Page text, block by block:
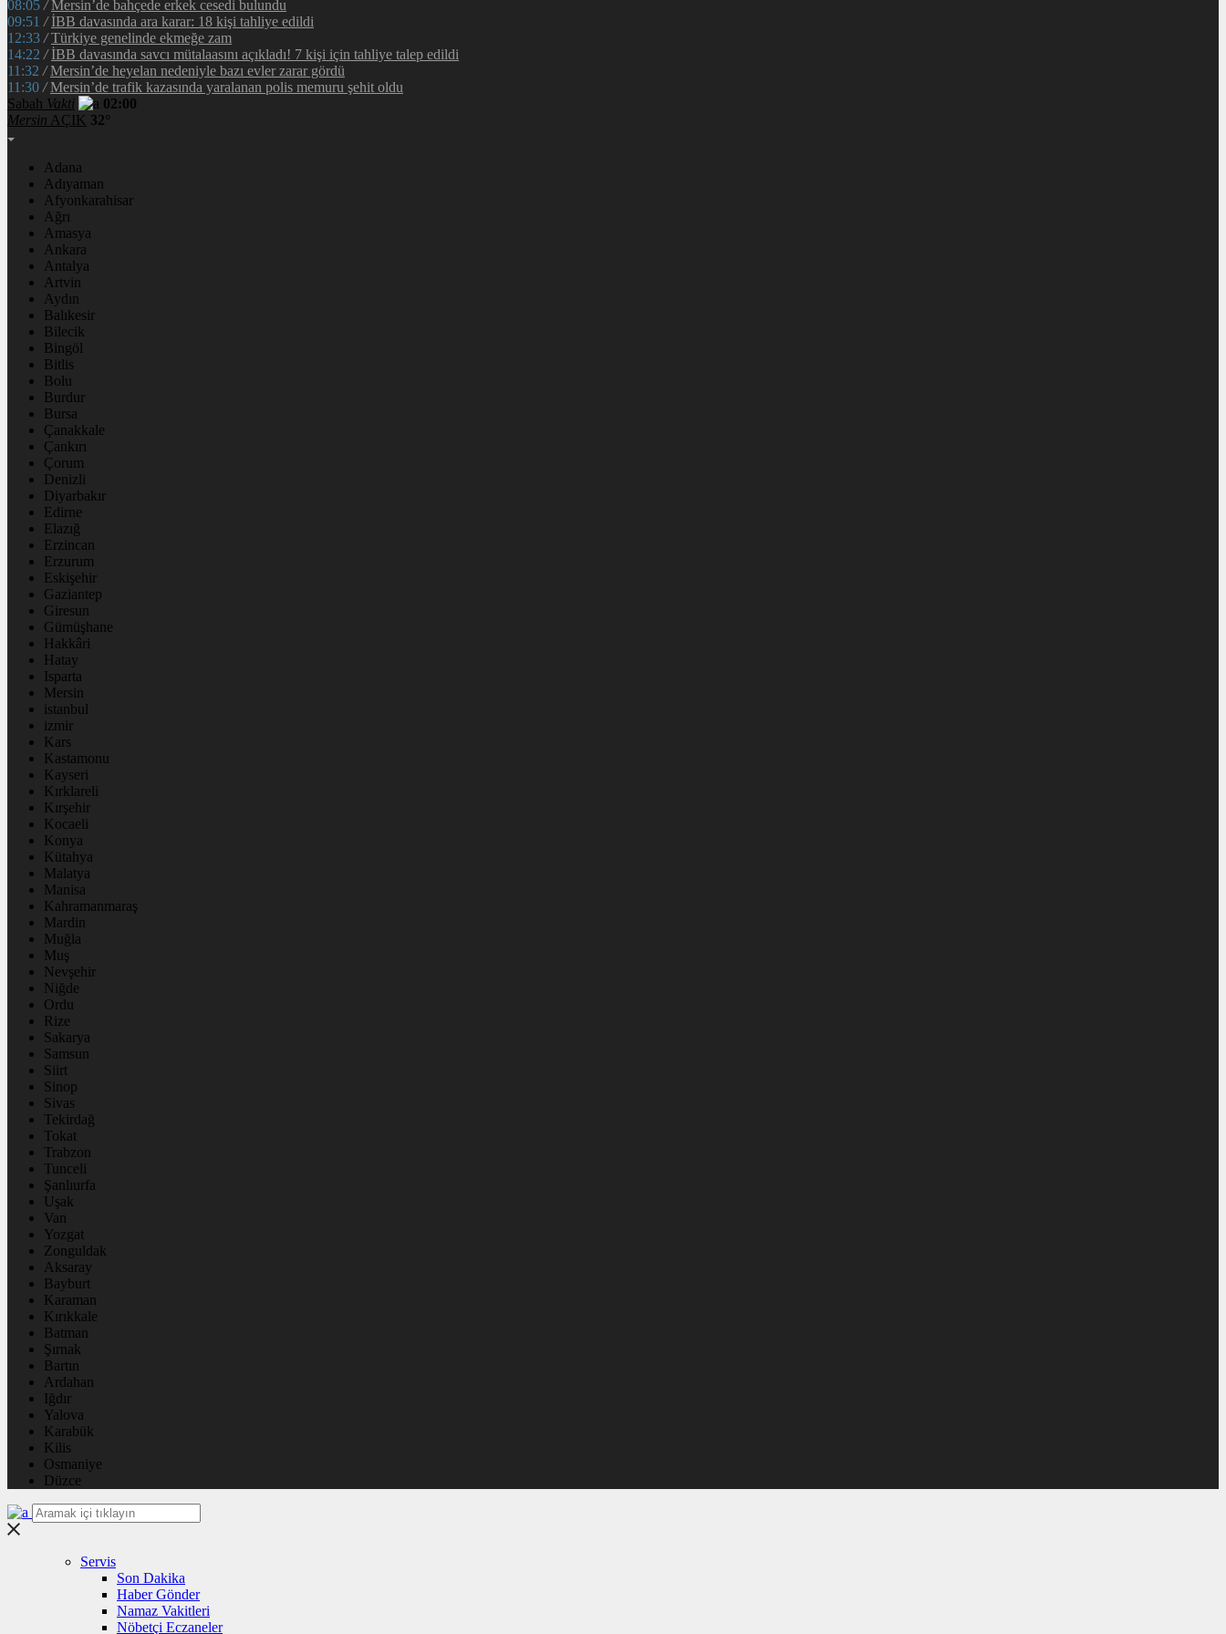
08:05 / Mersin’de bahçede erkek cesedi bulundu
09:51 / İBB davasında ara karar: 18 kişi tahliye edildi
12:33 / Türkiye genelinde ekmeğe zam
14:22 / İBB davasında savcı mütalaasını açıkladı! 7 kişi için tahliye talep edildi
11:32 / Mersin’de heyelan nedeniyle bazı evler zarar gördü
11:30 / Mersin’de trafik kazasında yaralanan polis memuru şehit oldu
Sabah Vakti
02:00
Mersin AÇIK 32°
Adana
Adıyaman
Afyonkarahisar
Ağrı
Amasya
Ankara
Antalya
Artvin
Aydın
Balıkesir
Bilecik
Bingöl
Bitlis
Bolu
Burdur
Bursa
Çanakkale
Çankırı
Çorum
Denizli
Diyarbakır
Edirne
Elazığ
Erzincan
Erzurum
Eskişehir
Gaziantep
Giresun
Gümüşhane
Hakkâri
Hatay
Isparta
Mersin
istanbul
izmir
Kars
Kastamonu
Kayseri
Kırklareli
Kırşehir
Kocaeli
Konya
Kütahya
Malatya
Manisa
Kahramanmaraş
Mardin
Muğla
Muş
Nevşehir
Niğde
Ordu
Rize
Sakarya
Samsun
Siirt
Sinop
Sivas
Tekirdağ
Tokat
Trabzon
Tunceli
Şanlıurfa
Uşak
Van
Yozgat
Zonguldak
Aksaray
Bayburt
Karaman
Kırıkkale
Batman
Şırnak
Bartın
Ardahan
Iğdır
Yalova
Karabük
Kilis
Osmaniye
Düzce
Servis
Son Dakika
Haber Gönder
Namaz Vakitleri
Nöbetçi Eczaneler